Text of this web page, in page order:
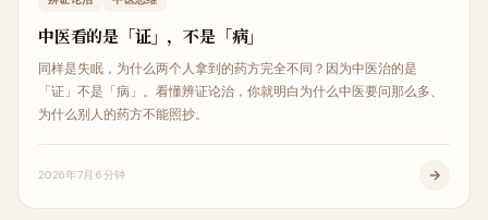
中医看的是「证」，不是「病」
同样是失眠，为什么两个人拿到的药方完全不同？因为中医治的是
「证」不是「病」。看懂辨证论治，你就明白为什么中医要问那么多、
为什么别人的药方不能照抄。
2026年7月6分钟